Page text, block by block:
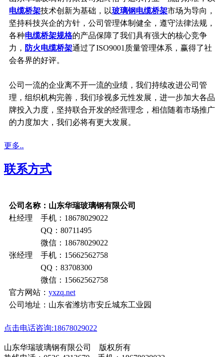
电缆桥架技术创新为基础，以玻璃钢电缆桥架市场为导向，
坚持科技兴企的方针，公司管理体制健全，遵守法律法规，
各种电缆桥架规格的产品保障了我们具有强大的核心竞争
力， 防火电缆桥架通过了ISO9001质量管理体系，赢得了社
会各界的好评。
公司一流的企业离不开一流的业绩，我们持续改进公司管
理，组织机构完善，我们珍视多元性发展，进一步加大各品
牌投入力度，坚持联合开发的经营理念，相信随着市场推广
的力度加大，我们必将有更大发展。
更多..
联系方式
公司名称：山东华瑞玻璃钢有限公司
杜经理 手机：18678029022
QQ：80711495
微信：18678029022
张经理 手机：15662562758
QQ：83708300
微信：15662562758
官方网站： yxzq.net
公司地址：山东省潍坊市安丘城东工业园
点击电话咨询:18678029022
山东华瑞玻璃钢有限公司 版权所有